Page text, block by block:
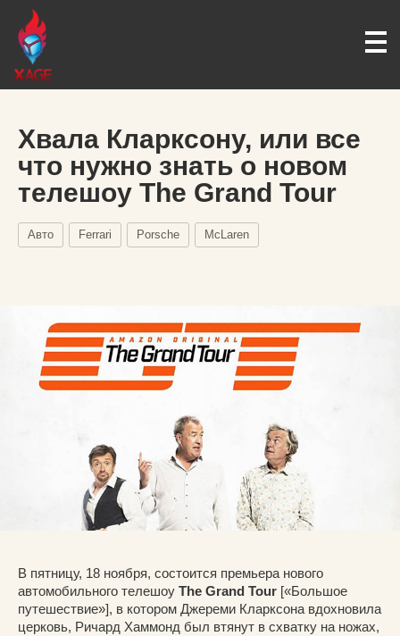
Хвала Кларксону, или все
что нужно знать о новом
телешоу The Grand Tour
Авто Ferrari Porsche McLaren
В пятницу, 18 ноября, состоится премьера нового
автомобильного телешоу The Grand Tour [«Большое
путешествие»], в котором Джереми Кларксона вдохновила
церковь, Ричард Хаммонд был втянут в схватку на ножах,